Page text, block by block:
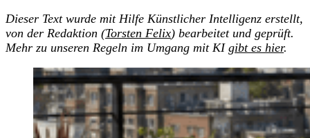
Dieser Text wurde mit Hilfe Künstlicher Intelligenz erstellt,
von der Redaktion (Torsten Felix) bearbeitet und geprüft.
Mehr zu unseren Regeln im Umgang mit KI gibt es hier.